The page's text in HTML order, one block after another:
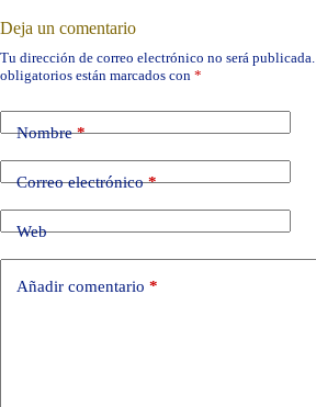
Deja un comentario
Tu dirección de correo electrónico no será publicada.
obligatorios están marcados con *
Nombre*
Correo electrónico*
Web
Añadir comentario *